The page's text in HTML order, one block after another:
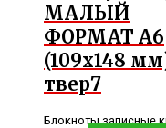
МАЛЫЙ
ФОРМАТ А6
(109х148
твер7
Блокноты записные